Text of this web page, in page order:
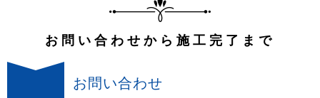
お問い合わせから施工完了まで
お問い合わせ